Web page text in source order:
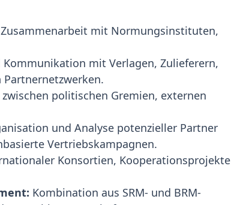
mit Normungsinstituten,
mit Verlagen, Zulieferern,
politischen Gremien, externen
und Analyse potenzieller Partner
Vertriebskampagnen.
Konsortien, Kooperationsprojekte
Kombination aus SRM- und BRM-